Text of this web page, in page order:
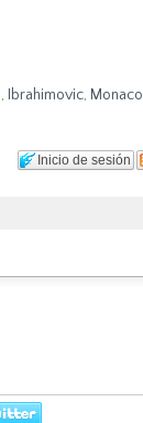
, Ibrahimovic, Monaco
Inicio de sesión